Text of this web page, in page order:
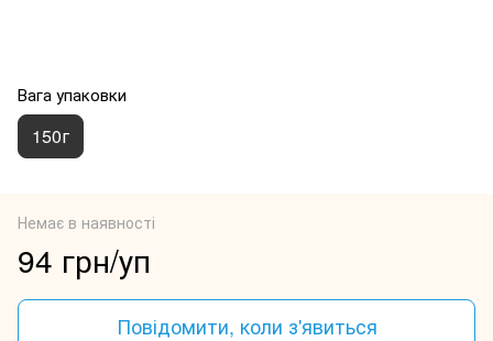
Вага упаковки
150г
Немає в наявності
94 грн/уп
Повідомити, коли з'явиться